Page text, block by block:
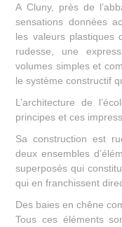
A Cluny, près de
sensations données
les valeurs
rudesse, une
volumes simples et
le système constructif
L’architecture de
principes et ces
Sa construction est
deux ensembles
superposés qui
qui en franchissent
Des baies en chêne
Tous ces éléments